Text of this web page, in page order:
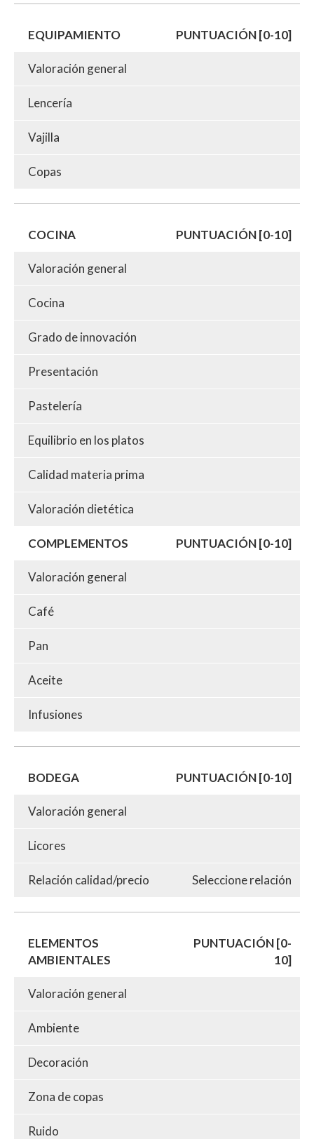
EQUIPAMIENTO PUNTUACIÓN [0-10]
Valoración general
Lencería
Vajilla
Copas
COCINA PUNTUACIÓN [0-10]
Valoración general
Cocina
Grado de innovación
Presentación
Pastelería
Equilibrio en los platos
Calidad materia prima
Valoración dietética
COMPLEMENTOS PUNTUACIÓN [0-10]
Valoración general
Café
Pan
Aceite
Infusiones
BODEGA PUNTUACIÓN [0-10]
Valoración general
Licores
Relación calidad/precio Seleccione relación
ELEMENTOS
AMBIENTALES
PUNTUACIÓN [0-
10]
Valoración general
Ambiente
Decoración
Zona de copas
Ruido